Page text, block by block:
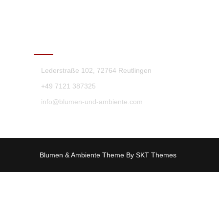
Lederstraße 102, 72764 Reutlingen
+49 7121 387325
info@blumen-und-ambiente.com
Blumen & Ambiente Theme By SKT Themes